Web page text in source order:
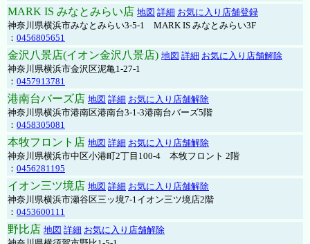
MARK IS みなとみらい店 地図 詳細 お気に入り店舗登録
神奈川県横浜市みなとみらい3-5-1 MARK IS みなとみらい3F
： 0456805651
金沢八景店(イオン金沢八景店) 地図 詳細 お気に入り店舗解除
神奈川県横浜市金沢区泥亀1-27-1
： 0457913781
港南台バーズ店 地図 詳細 お気に入り店舗解除
神奈川県横浜市港南区港南台3-1-3港南台バーズ5階
： 0458305081
本牧フロント店 地図 詳細 お気に入り店舗解除
神奈川県横浜市中区小港町2丁目100-4 本牧フロント 2階
： 0456281195
イオン三ツ境店 地図 詳細 お気に入り店舗解除
神奈川県横浜市瀬谷区三ッ境7-1イオン三ツ境店2階
： 0453600111
野比店 地図 詳細 お気に入り店舗解除